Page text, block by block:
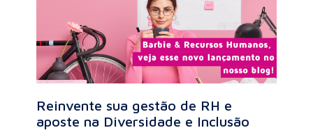
Reinvente sua gestão de RH e
aposte na Diversidade e Inclusão